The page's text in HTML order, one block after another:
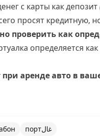
с карты как депозит
просят кредитную,
проверить как
определяется как
аренде авто в
портغال